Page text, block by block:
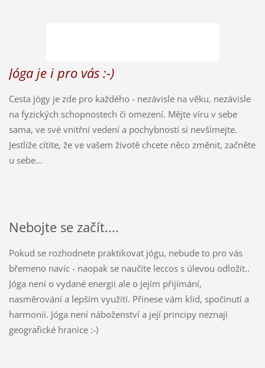
Jóga je i pro vás :-)
Cesta jógy je zde pro každého - nezávisle na věku, nezávisle
na fyzických schopnostech či omezení. Mějte víru v sebe
sama, ve své vnitřní vedení a pochybností si nevšímejte.
Jestliže cítíte, že ve vašem životě chcete něco změnit, začněte
u sebe...
Nebojte se začít....
Pokud se rozhodnete praktikovat jógu, nebude to pro vás
břemeno navíc - naopak se naučíte leccos s úlevou odložit..
Jóga není o vydané energii ale o jejím přijímání,
nasměrování a lepším využití. Přinese vám klid, spočinutí a
harmonii. Jóga není náboženství a její principy neznají
geografické hranice :-)